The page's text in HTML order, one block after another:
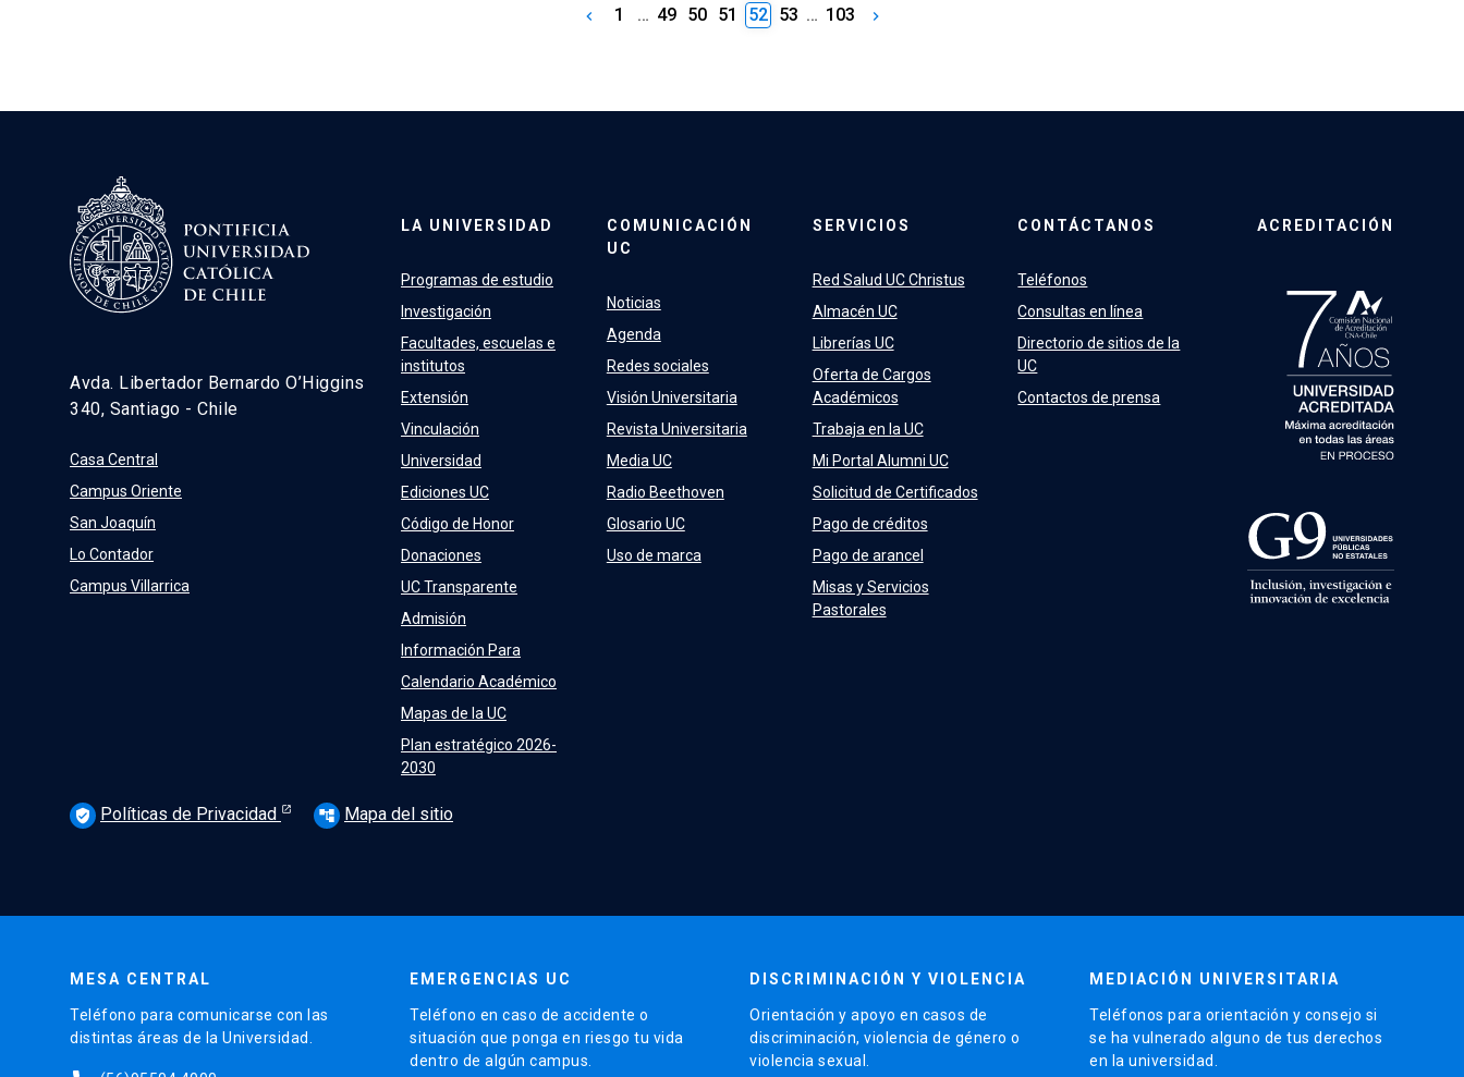
keyboard_arrow_left 1 … 49 50 51 52 53 … 103 keyboard_arrow_right
Avda. Libertador Bernardo O’Higgins
340, Santiago - Chile
Casa Central
Campus Oriente
San Joaquín
Lo Contador
Campus Villarrica
LA UNIVERSIDAD
Programas de estudio
Investigación
Facultades, escuelas e
institutos
Extensión
Vinculación
Universidad
Ediciones UC
Código de Honor
Donaciones
UC Transparente
Admisión
Información Para
Calendario Académico
Mapas de la UC
Plan estratégico 2026-
2030
COMUNICACIÓN
UC
Noticias
Agenda
Redes sociales
Visión Universitaria
Revista Universitaria
Media UC
Radio Beethoven
Glosario UC
Uso de marca
SERVICIOS
Red Salud UC Christus
Almacén UC
Librerías UC
Oferta de Cargos
Académicos
Trabaja en la UC
Mi Portal Alumni UC
Solicitud de Certificados
Pago de créditos
Pago de arancel
Misas y Servicios
Pastorales
CONTÁCTANOS
Teléfonos
Consultas en línea
Directorio de sitios de la
UC
Contactos de prensa
ACREDITACIÓN
verified_user Políticas de Privacidad account_tree Mapa del sitio
MESA CENTRAL
Teléfono para comunicarse con las
distintas áreas de la Universidad.
EMERGENCIAS UC
Teléfono en caso de accidente o
situación que ponga en riesgo tu vida
dentro de algún campus.
DISCRIMINACIÓN Y VIOLENCIA
Orientación y apoyo en casos de
discriminación, violencia de género o
violencia sexual.
MEDIACIÓN UNIVERSITARIA
Teléfonos para orientación y consejo si
se ha vulnerado alguno de tus derechos
en la universidad.